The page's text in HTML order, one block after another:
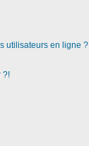
utilisateurs en ligne ?
?!